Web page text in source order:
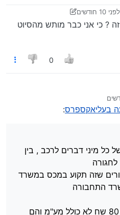
לפני 10 חודשים
על ידי יוני
? כי אני כבר מותש מהסיוט
0
לחגורה
הארורים שזה תקוע במכס במשרד
לקבל את הכסף בחזרה?
קורה לי
ידי
בעליאקספרס:
כל מיני דברים לרכב , בין
שזה תקוע במכס במשרד
התחבורה
אמרו לי שיש אופציה לשלם 80 שח לא כולל מע"מ והם